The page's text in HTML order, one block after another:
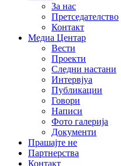
За нас
Претседателство
Контакт
Медиа Центар
Вести
Проекти
Следни настани
Интервјуа
Публикации
Говори
Написи
Фото галерија
Документи
Прашајте не
Партнерства
Контакт